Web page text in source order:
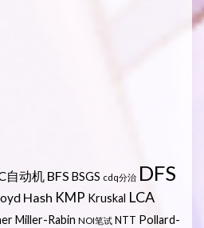
自动机 BFS BSGS cdq分治 DFS
Hash KMP Kruskal LCA
Miller-Rabin NOI笔试 NTT Pollard-